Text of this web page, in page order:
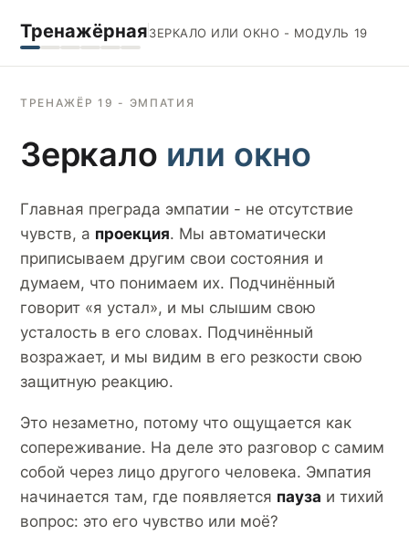
ТренажёрнаяЗЕРКАЛО ИЛИ ОКНО - МОДУЛЬ 19
ТРЕНАЖЁР 19 - ЭМПАТИЯ
Зеркало или окно
Главная преграда эмпатии - не отсутствие
чувств, а проекция. Мы автоматически
приписываем другим свои состояния и
думаем, что понимаем их. Подчинённый
говорит «я устал», и мы слышим свою
усталость в его словах. Подчинённый
возражает, и мы видим в его резкости свою
защитную реакцию.
Это незаметно, потому что ощущается как
сопереживание. На деле это разговор с самим
собой через лицо другого человека. Эмпатия
начинается там, где появляется пауза и тихий
вопрос: это его чувство или моё?